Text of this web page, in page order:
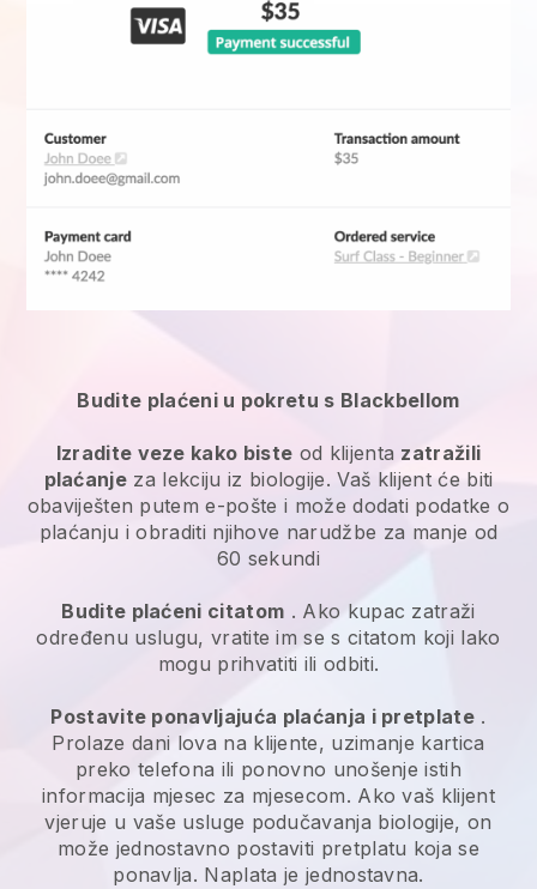
Budite plaćeni u pokretu s Blackbellom
Izradite veze kako biste od klijenta zatražili
plaćanje za lekciju iz biologije. Vaš klijent će biti
obaviješten putem e-pošte i može dodati podatke o
plaćanju i obraditi njihove narudžbe za manje od
60 sekundi
Budite plaćeni citatom . Ako kupac zatraži
određenu uslugu, vratite im se s citatom koji lako
mogu prihvatiti ili odbiti.
Postavite ponavljajuća plaćanja i pretplate .
Prolaze dani lova na klijente, uzimanje kartica
preko telefona ili ponovno unošenje istih
informacija mjesec za mjesecom. Ako vaš klijent
vjeruje u vaše usluge podučavanja biologije, on
može jednostavno postaviti pretplatu koja se
ponavlja. Naplata je jednostavna.